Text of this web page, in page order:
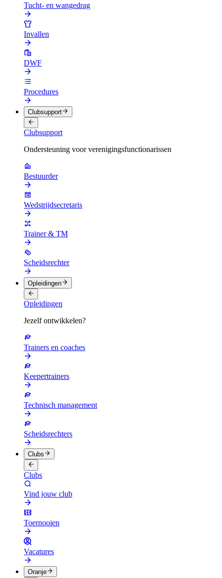
Tucht- en wangedrag
Invallen
DWF
Procedures
Clubsupport
Clubsupport
Ondersteuning voor verenigingsfunctionarissen
Bestuurder
Wedstrijdsecretaris
Trainer & TM
Scheidsrechter
Opleidingen
Opleidingen
Jezelf ontwikkelen?
Trainers en coaches
Keepertrainers
Technisch management
Scheidsrechters
Clubs
Clubs
Vind jouw club
Toernooien
Vacatures
Oranje